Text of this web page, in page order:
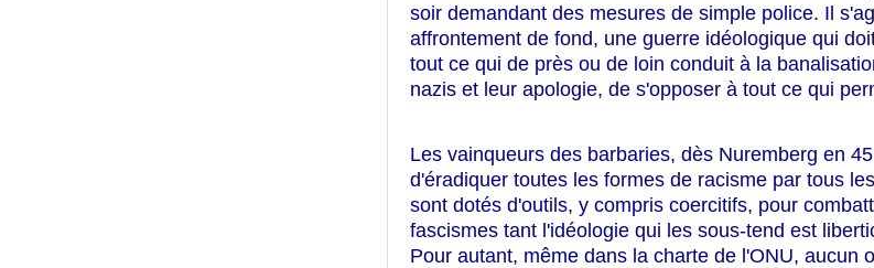
soir demandant des mesures de simple police. Il
affrontement de fond, une guerre idéologique qui
tout ce qui de près ou de loin conduit à la
nazis et leur apologie, de s'opposer à tout ce qui
Les vainqueurs des barbaries, dès Nuremberg en
d'éradiquer toutes les formes de racisme par tous
sont dotés d'outils, y compris coercitifs, pour
fascismes tant l'idéologie qui les sous-tend est
Pour autant, même dans la charte de l'ONU, aucun